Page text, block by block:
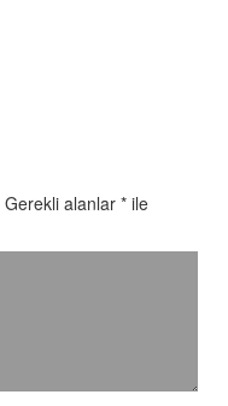
Gerekli alanlar * ile